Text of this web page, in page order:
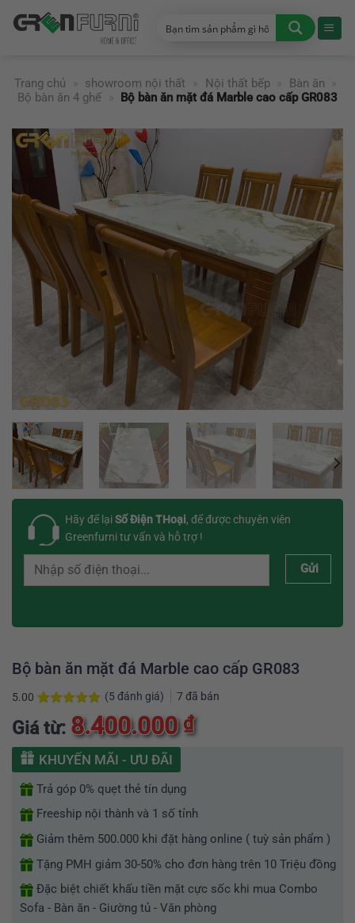
đến
Trang chủ
» showroom nội thất » Nội thất bếp » Bàn ăn
»
Bộ bàn ăn 4 ghế
» Bộ bàn ăn mặt đá Marble cao cấp GR083
Hãy để lạiSố Điện THoại, để được chuyên viên
Greenfurni tư vấn và hỗ trợ !
Gửi
Bộ bàn ăn mặt đá Marble cao cấp GR083
5.00
trên 5
dựa trên
đánh giá
(5 đánh giá) 7 đã bán
Giá từ: 8.400.000₫
KHUYẾN MÃI - ƯU ĐÃI
Trả góp 0% quẹt thẻ tín dụng
Freeship nội thành và 1 số tỉnh
Giảm thêm 500.000 khi đặt hàng online ( tuỳ sản phẩm )
Tặng PMH giảm 30-50% cho đơn hàng trên 10 Triệu đồng
Đặc biệt chiết khấu tiền mặt cực sốc khi mua Combo
Sofa - Bàn ăn - Giường tủ - Văn phòng